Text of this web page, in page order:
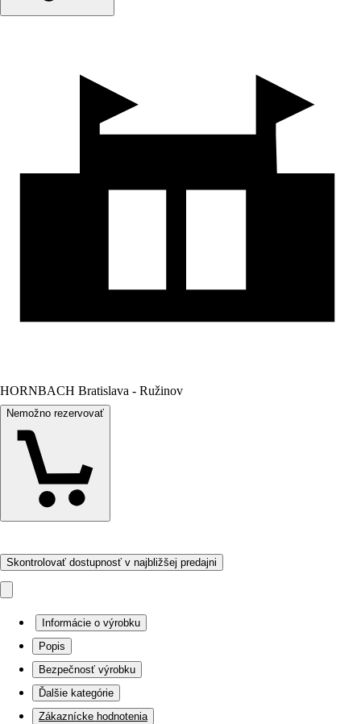
HORNBACH Bratislava - Ružinov
Nemožno rezervovať
Skontrolovať dostupnosť v najbližšej predajni
Informácie o výrobku
Popis
Bezpečnosť výrobku
Ďalšie kategórie
Zákaznícke hodnotenia